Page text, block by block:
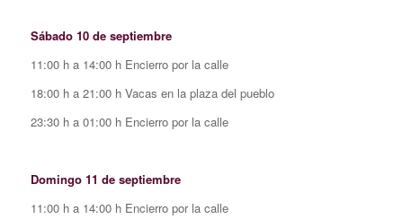
Sábado 10 de septiembre
11:00 h a 14:00 h Encierro por la calle
18:00 h a 21:00 h Vacas en la plaza del pueblo
23:30 h a 01:00 h Encierro por la calle
Domingo 11 de septiembre
11:00 h a 14:00 h Encierro por la calle